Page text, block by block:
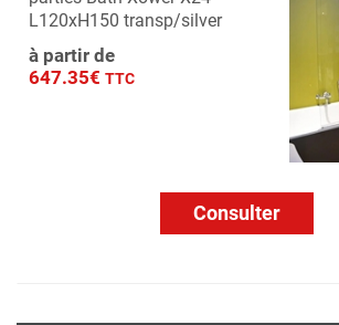
L120xH150 transp/silver
à partir de
647.35€ TTC
Consulter